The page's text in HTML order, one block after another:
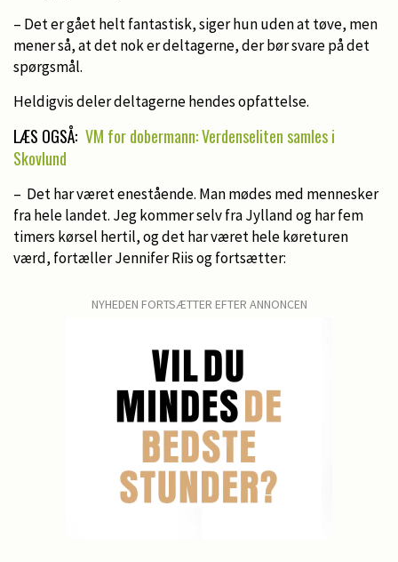
– Det er gået helt fantastisk, siger hun uden at tøve, men
mener så, at det nok er deltagerne, der bør svare på det
spørgsmål.
Heldigvis deler deltagerne hendes opfattelse.
LÆS OGSÅ: VM for dobermann: Verdenseliten samles i
Skovlund
– Det har været enestående. Man mødes med mennesker
fra hele landet. Jeg kommer selv fra Jylland og har fem
timers kørsel hertil, og det har været hele køreturen
værd, fortæller Jennifer Riis og fortsætter:
NYHEDEN FORTSÆTTER EFTER ANNONCEN